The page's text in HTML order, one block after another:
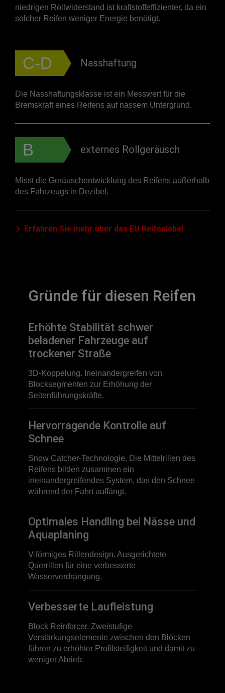
niedrigen Rollwiderstand ist kraftstoffeffizienter, da ein
solcher Reifen weniger Energie benötigt.
C-D Nasshaftung
Die Nasshaftungsklasse ist ein Messwert für die
Bremskraft eines Reifens auf nassem Untergrund.
B externes Rollgeräusch
Misst die Geräuschentwicklung des Reifens außerhalb
des Fahrzeugs in Dezibel.
Erfahren Sie mehr über das EU Reifenlabel
Gründe für diesen Reifen
Erhöhte Stabilität schwer
beladener Fahrzeuge auf
trockener Straße
3D-Koppelung. Ineinandergreifen von
Blocksegmenten zur Erhöhung der
Seitenführungskräfte.
Hervorragende Kontrolle auf
Schnee
Snow Catcher-Technologie. Die Mittelrillen des
Reifens bilden zusammen ein
ineinandergreifendes System, das den Schnee
während der Fahrt auffängt.
Optimales Handling bei Nässe und
Aquaplaning
V-förmiges Rillendesign. Ausgerichtete
Querrillen für eine verbesserte
Wasserverdrängung.
Verbesserte Laufleistung
Block Reinforcer. Zweistufige
Verstärkungselemente zwischen den Blöcken
führen zu erhöhter Profilsteifigkeit und damit zu
weniger Abrieb.